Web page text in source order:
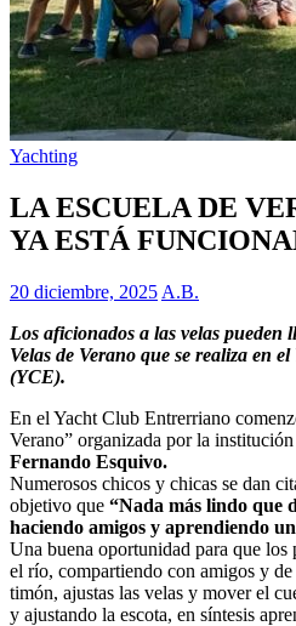
Yachting
LA ESCUELA DE
YA ESTÁ
20 diciembre, 2025 A.B.
Los aficionados a las velas pueden
Velas de Verano que se realiza en
(YCE).
En el Yacht Club Entrerriano
Verano” organizada por la
Fernando Esquivo.
Numerosos chicos y chicas se dan
objetivo que “Nada más lindo que
haciendo amigos y aprendiendo
Una buena oportunidad para que los
el río, compartiendo con amigos y
timón, ajustas las velas y mover el
y ajustando la escota, en síntesis